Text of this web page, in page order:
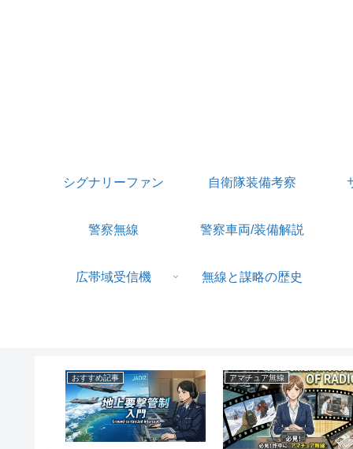
シグナリーファン 自衛隊装備考察
警察無線 警察車両/装備解説
広帯域受信機 無線と謀略の歴史
おすすめ記事 アマチュア無線